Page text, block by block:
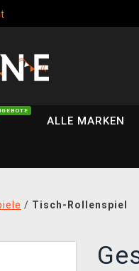
ALLE MARKEN
/ Tisch-Rollenspiel